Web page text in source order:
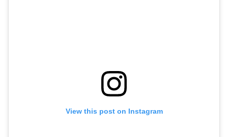
View this post on Instagram